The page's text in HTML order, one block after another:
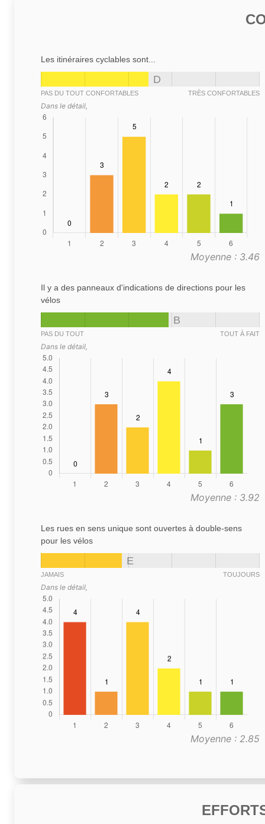
Les itinéraires cyclables sont...
D
PAS DU TOUT CONFORTABLES TRÈS CONFORTABLES
Dans le détail,
Moyenne : 3.46
Il y a des panneaux d'indications de directions pour les
vélos
B
PAS DU TOUT TOUT À FAIT
Dans le détail,
Moyenne : 3.92
Les rues en sens unique sont ouvertes à double-sens
pour les vélos
E
JAMAIS TOUJOURS
Dans le détail,
Moyenne : 2.85